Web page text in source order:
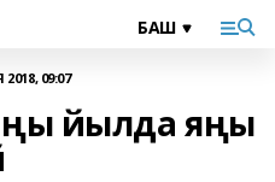
09:07
йылда яңы